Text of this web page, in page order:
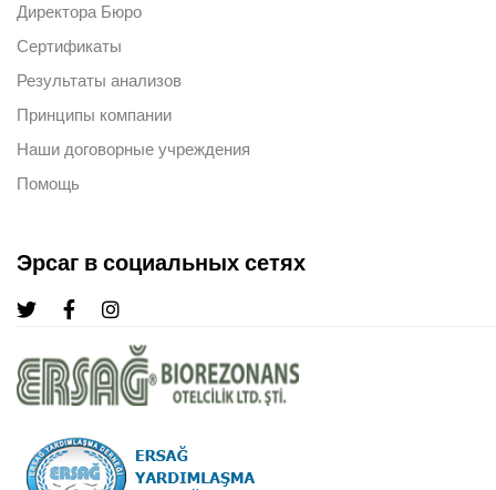
Директора Бюро
Сертификаты
Результаты анализов
Принципы компании
Наши договорные учреждения
Помощь
Эрсаг в социальных сетях